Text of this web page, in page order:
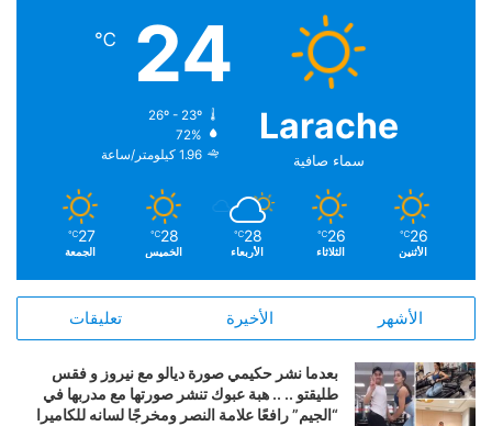
Larache
سماء صافية
24
℃
26º - 23º
72%
1.96 كيلومتر/ساعة
26
℃
الأثنين
26
℃
الثلاثاء
28
℃
الأربعاء
28
℃
الخميس
27
℃
الجمعة
الأشهر الأخيرة تعليقات
بعدما نشر حكيمي صورة ديالو مع نيروز و فقس
طليقتو .. .. هبة عبوك تنشر صورتها مع مدربها في
“الجيم” رافعًا علامة النصر ومخرجًا لسانه للكاميرا